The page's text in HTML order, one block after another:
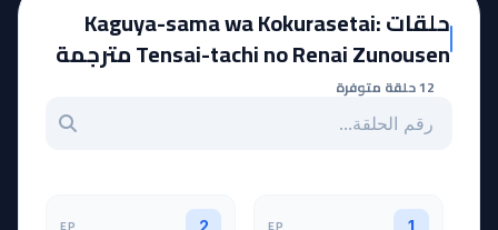
حلقات Kaguya-sama wa Kokurasetai:
Tensai-tachi no Renai Zunousen مترجمة
12 حلقة متوفرة
بحث عن حلقة بالرقم
1
2